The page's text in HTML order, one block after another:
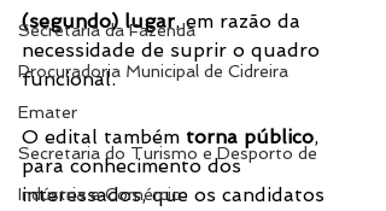
Secretaria da Fazenda
Procuradoria Municipal de Cidreira
Emater
Secretaria do Turismo e Desporto de
Indústria e Comércio
(segundo) lugar, em razão da
necessidade de suprir o quadro
funcional.
O edital também torna público,
para conhecimento dos
interessados, que os candidatos